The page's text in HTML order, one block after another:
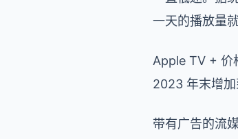
一天的播放量
Apple TV + 价
2023 年末增
带有广告的流